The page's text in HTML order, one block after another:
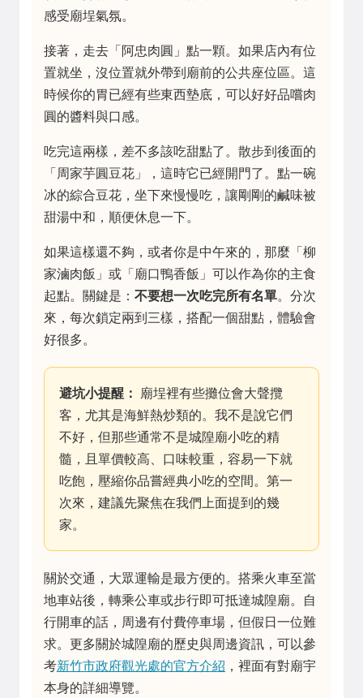
感受廟埕氣氛。
接著，走去「阿忠肉圓」點一顆。如果店內有位
置就坐，沒位置就外帶到廟前的公共座位區。這
時候你的胃已經有些東西墊底，可以好好品嚐肉
圓的醬料與口感。
吃完這兩樣，差不多該吃甜點了。散步到後面的
「周家芋圓豆花」，這時它已經開門了。點一碗
冰的綜合豆花，坐下來慢慢吃，讓剛剛的鹹味被
甜湯中和，順便休息一下。
如果這樣還不夠，或者你是中午來的，那麼「柳
家滷肉飯」或「廟口鴨香飯」可以作為你的主食
起點。關鍵是： 不要想一次吃完所有名單。分次
來，每次鎖定兩到三樣，搭配一個甜點，體驗會
好很多。
避坑小提醒：
廟埕裡有些攤位會大聲攬
客，尤其是海鮮熱炒類的。我不是說它們
不好，但那些通常不是城隍廟小吃的精
髓，且單價較高、口味較重，容易一下就
吃飽，壓縮你品嘗經典小吃的空間。第一
次來，建議先聚焦在我們上面提到的幾
家。
關於交通，大眾運輸是最方便的。搭乘火車至當
地車站後，轉乘公車或步行即可抵達城隍廟。自
行開車的話，周邊有付費停車場，但假日一位難
求。更多關於城隍廟的歷史與周邊資訊，可以參
考新竹市政府觀光處的官方介紹 ，裡面有對廟宇
本身的詳細導覽。